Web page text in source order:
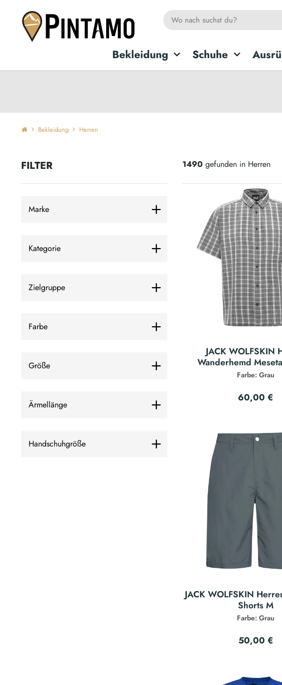
Bekleidung Schuhe
Bekleidung Herren
FILTER
Marke
Kategorie
Zielgruppe
Farbe
Größe
Ärmellänge
Handschuhgröße
1490 gefunden in Herren
JACK WOLFSKIN
Wanderhemd
Farbe: Grau
60,00 €
JACK WOLFSKIN
Shorts M
Farbe: Grau
50,00 €